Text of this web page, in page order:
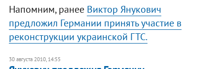
Напомним, ранее Виктор Янукович
предложил Германии принять участие в
реконструкции украинской ГТС.
30 августа 2010, 14:55